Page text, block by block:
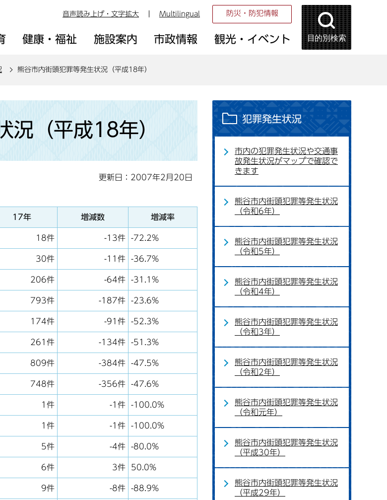
音声読み上げ・文字拡大 Multilingual 防災・防犯情報
健康・福祉 施設案内 市政情報 観光・イベント 目的別検索
熊谷市内街頭犯罪等発生状況（平成18年）
況（平成18年）
更新日：2007年2月20日
17年 増減数 増減率
18件 -13件 -72.2%
30件 -11件 -36.7%
206件 -64件 -31.1%
793件 -187件 -23.6%
174件 -91件 -52.3%
261件 -134件 -51.3%
809件 -384件 -47.5%
748件 -356件 -47.6%
1件 -1件 -100.0%
1件 -1件 -100.0%
5件 -4件 -80.0%
6件 3件 50.0%
9件 -8件 -88.9%
犯罪発生状況
市内の犯罪発生状況や交通事
故発生状況がマップで確認で
きます
熊谷市内街頭犯罪等発生状況
（令和6年）
熊谷市内街頭犯罪等発生状況
（令和5年）
熊谷市内街頭犯罪等発生状況
（令和4年）
熊谷市内街頭犯罪等発生状況
（令和3年）
熊谷市内街頭犯罪等発生状況
（令和2年）
熊谷市内街頭犯罪等発生状況
（令和元年）
熊谷市内街頭犯罪等発生状況
（平成30年）
熊谷市内街頭犯罪等発生状況
（平成29年）